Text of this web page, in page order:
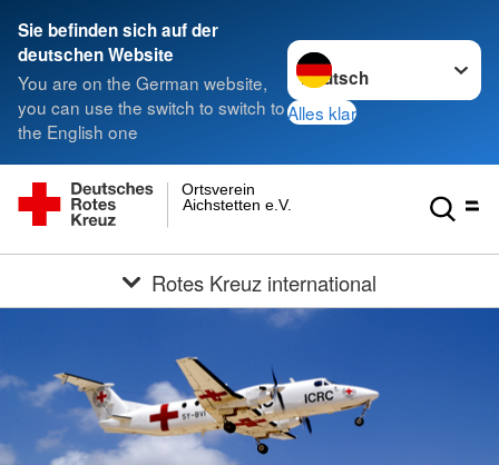
Sie befinden sich auf der
deutschen Website
You are on the German website,
you can use the switch to switch to
the English one
Sprache wechseln zu
Alles klar
Aichstetten e.V.
Ortsverein
Rotes Kreuz international